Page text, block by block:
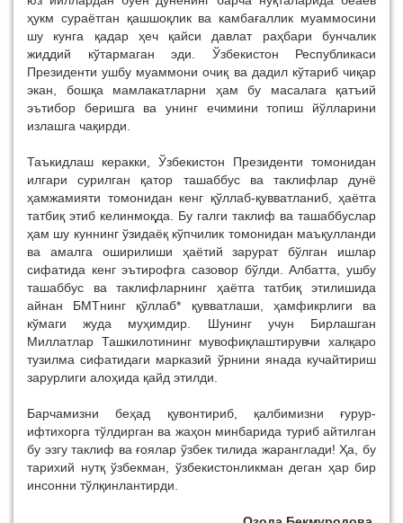
ҳукм сураётган қашшоқлик ва камбағаллик муаммосини
шу кунга қадар ҳеч қайси давлат раҳбари бунчалик
жиддий кўтармаган эди. Ўзбекистон Республикаси
Президенти ушбу муаммони очиқ ва дадил кўтариб чиқар
экан, бошқа мамлакатларни ҳам бу масалага қатъий
эътибор беришга ва унинг ечимини топиш йўлларини
излашга чақирди.
Таъкидлаш керакки, Ўзбекистон Президенти томонидан
илгари сурилган қатор ташаббус ва таклифлар дунё
ҳамжамияти томонидан кенг қўллаб-қувватланиб, ҳаётга
татбиқ этиб келинмоқда. Бу галги таклиф ва ташаббуслар
ҳам шу куннинг ўзидаёқ кўпчилик томонидан маъқулланди
ва амалга оширилиши ҳаётий зарурат бўлган ишлар
сифатида кенг эътирофга сазовор бўлди. Албатта, ушбу
ташаббус ва таклифларнинг ҳаётга татбиқ этилишида
айнан БМТнинг қўллаб* қувватлаши, ҳамфикрлиги ва
кўмаги жуда муҳимдир. Шунинг учун Бирлашган
Миллатлар Ташкилотининг мувофиқлаштирувчи халқаро
тузилма сифатидаги марказий ўрнини янада кучайтириш
зарурлиги алоҳида қайд этилди.
Барчамизни беҳад қувонтириб, қалбимизни ғурур-
ифтихорга тўлдирган ва жаҳон минбарида туриб айтилган
бу эзгу таклиф ва ғоялар ўзбек тилида жаранглади! Ҳа, бу
тарихий нутқ ўзбекман, ўзбекистонликман деган ҳар бир
инсонни тўлқинлантирди.